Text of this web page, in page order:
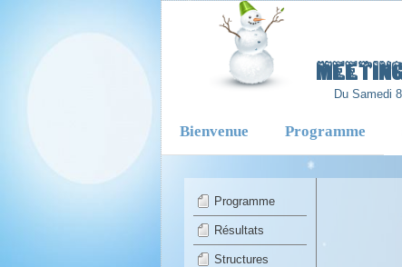
Du Samedi
Bienvenue Programme
Programme
Résultats
Structures